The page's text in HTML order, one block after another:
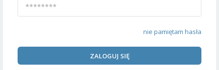
nie pamiętam hasła
ZALOGUJ SIĘ